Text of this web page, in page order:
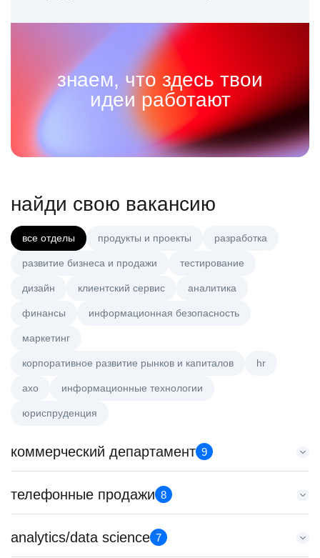
знаем, что здесь твои
идеи работают
найди свою вакансию
все отделы продукты и проекты разработка
развитие бизнеса и продажи тестирование
дизайн клиентский сервис аналитика
финансы информационная безопасность
маркетинг
корпоративное развитие рынков и капиталов hr
axo информационные технологии
юриспруденция
коммерческий департамент 9
Key Account Manager (EdTech)
HeadHunter::Коммерческий департамент
150000 ₽
телефонные продажи 8
Менеджер по продажам B2B (сегмент SMB)
HeadHunter::Телефонные продажи
analytics/data science 7